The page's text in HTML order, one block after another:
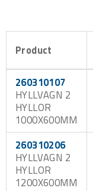
Product
260310107
HYLLVAGN 2
HYLLOR
1000X600MM
260310206
HYLLVAGN 2
HYLLOR
1200X600MM